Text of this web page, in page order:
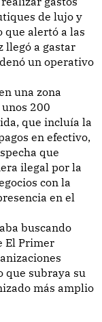
de lujo y
que alertó a las
llegó a gastar
un operativo
una zona
200
que incluía la
en efectivo,
que
ilegal por la
con la
en el
buscando
El Primer
que subraya su
más amplio